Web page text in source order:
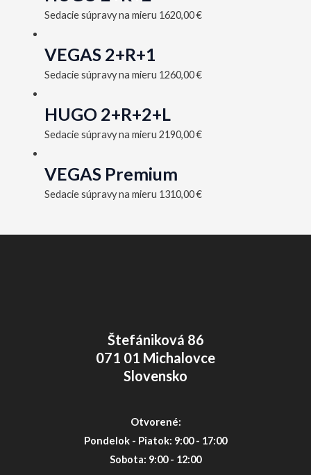
Sedacie súpravy na mieru 1620,00€
VEGAS 2+R+1
Sedacie súpravy na mieru 1260,00€
HUGO 2+R+2+L
Sedacie súpravy na mieru 2190,00€
VEGAS Premium
Sedacie súpravy na mieru 1310,00€
Štefániková 86
071 01 Michalovce
Slovensko
Otvorené:
Pondelok - Piatok: 9:00 - 17:00
Sobota: 9:00 - 12:00